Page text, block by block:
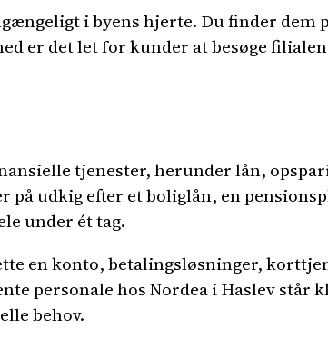
i byens hjerte. Du finder dem
er det let for kunder at besøge
tjenester, herunder lån,
på udkig efter et boliglån, en
under ét tag.
en konto, betalingsløsninger,
personale hos Nordea i Haslev står
behov.